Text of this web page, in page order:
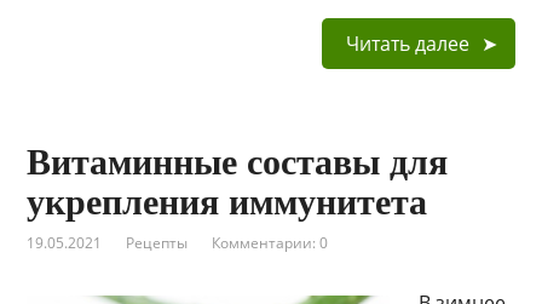
Читать далее
Витаминные составы для
укрепления иммунитета
19.05.2021 Рецепты Комментарии: 0